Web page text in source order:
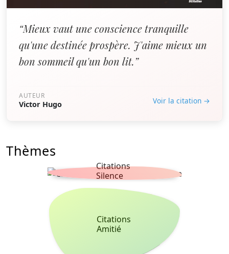
“Mieux vaut une conscience tranquille
qu'une destinée prospère. J'aime mieux un
bon sommeil qu'un bon lit.”
AUTEUR
Victor Hugo Voir la citation →
Thèmes
Citations
Silence
Citations
Amitié